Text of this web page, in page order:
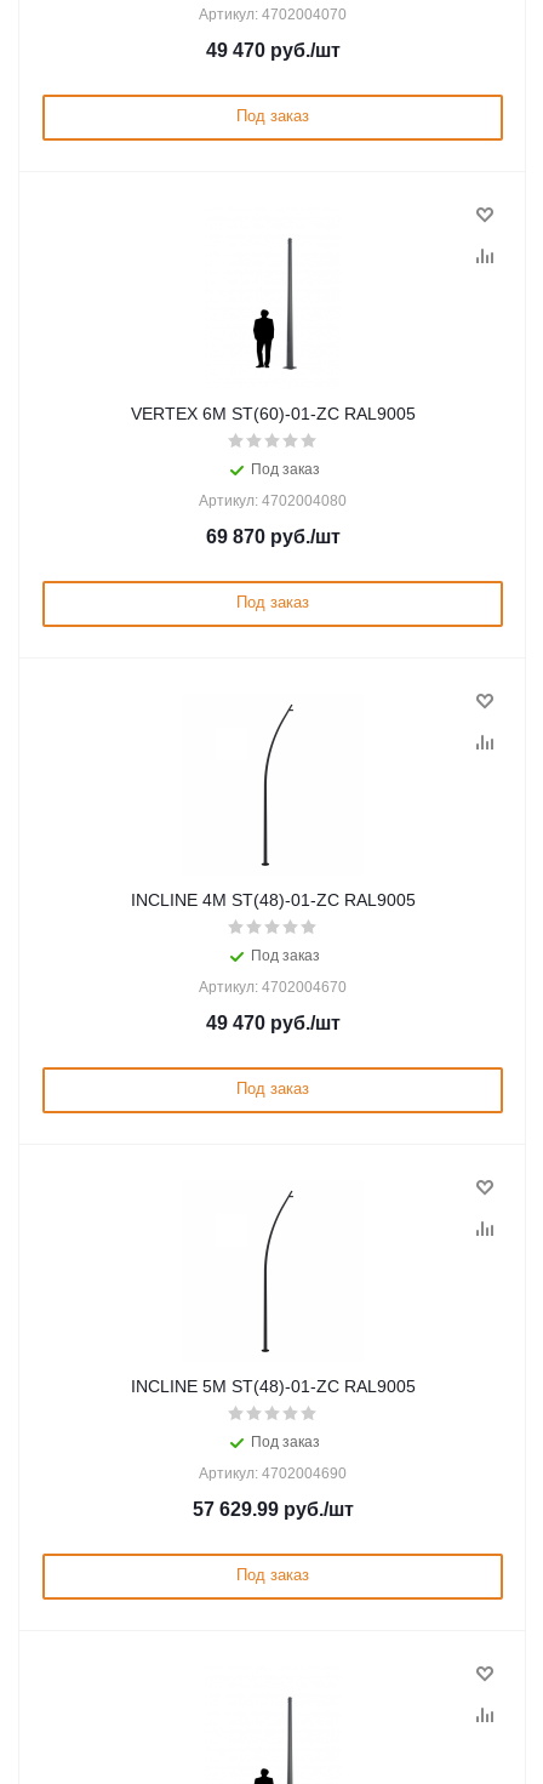
Артикул: 4702004070
49 470руб./шт
Под заказ
VERTEX 6M ST(60)-01-ZC RAL9005
Под заказ
Артикул: 4702004080
69 870руб./шт
Под заказ
INCLINE 4M ST(48)-01-ZC RAL9005
Под заказ
Артикул: 4702004670
49 470руб./шт
Под заказ
INCLINE 5M ST(48)-01-ZC RAL9005
Под заказ
Артикул: 4702004690
57 629.99руб./шт
Под заказ